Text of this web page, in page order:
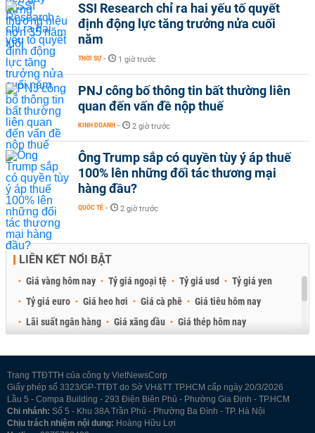
SSI Research chỉ ra hai yếu tố quyết
định động lực tăng trưởng nửa cuối
năm
THỜI SỰ - 1 giờ trước
PNJ công bố thông tin bất thường liên
quan đến vấn đề nộp thuế
KINH DOANH - 2 giờ trước
Ông Trump sắp có quyền tùy ý áp thuế
100% lên những đối tác thương mại
hàng đầu?
QUỐC TẾ - 2 giờ trước
LIÊN KẾT NỔI BẬT
Giá vàng hôm nay Tỷ giá ngoại tệ Tỷ giá usd
Tỷ giá yen
Tỷ giá euro
Giá heo hơi Giá cà phê
Giá tiêu hôm nay
Lãi suất ngân hàng
Giá xăng dầu
Giá thép hôm nay
Trang TTĐTTH của công ty VietNewsCorp
Giấy phép số 3323/GP-TTĐT do Sở VH&TT TP.HCM cấp ngày 20/3/2026
Lầu 5 - Compa Building - 293 Điện Biên Phủ - Phường Gia Định - TP.HCM
Chi nhánh: Số 5 - Khu 38A Trần Phú - Phường Ba Đình - TP. Hà Nội
Chịu trách nhiệm nội dung: Hoàng Hữu Lợi